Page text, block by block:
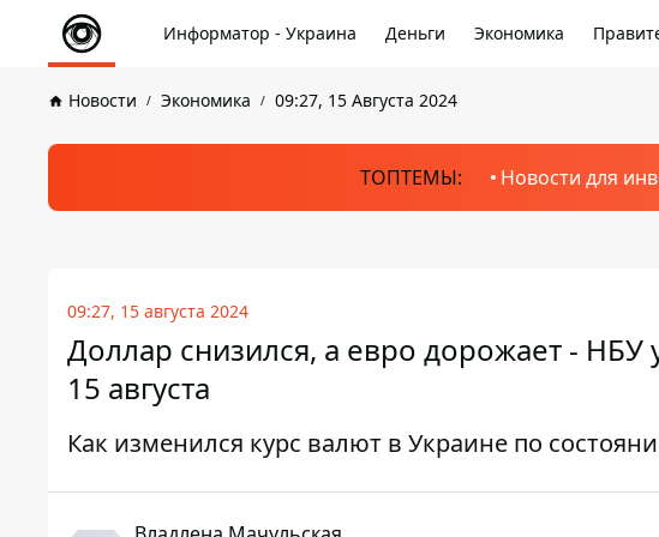
Информатор - Украина Деньги Экономика
Новости Экономика 09:27, 15 Августа 2024
ТОПТЕМЫ: Новости для
09:27, 15 августа 2024
Доллар снизился, а евро дорожает - НБУ
15 августа
Как изменился курс валют в Украине по